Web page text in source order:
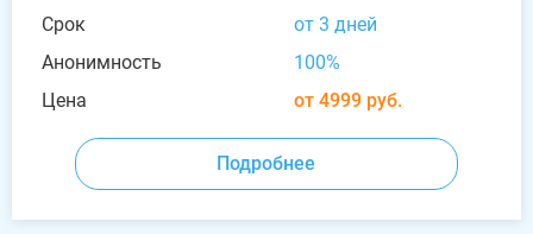
Срок
от 3 дней
Анонимность
100%
Цена
от 4999 руб.
Подробнее